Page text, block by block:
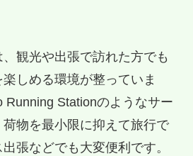
観光や出張で訪れた方でも
しめる環境が整っていま
Running Stationのようなサー
物を最小限に抑えて旅行で
張などでも大変便利です。